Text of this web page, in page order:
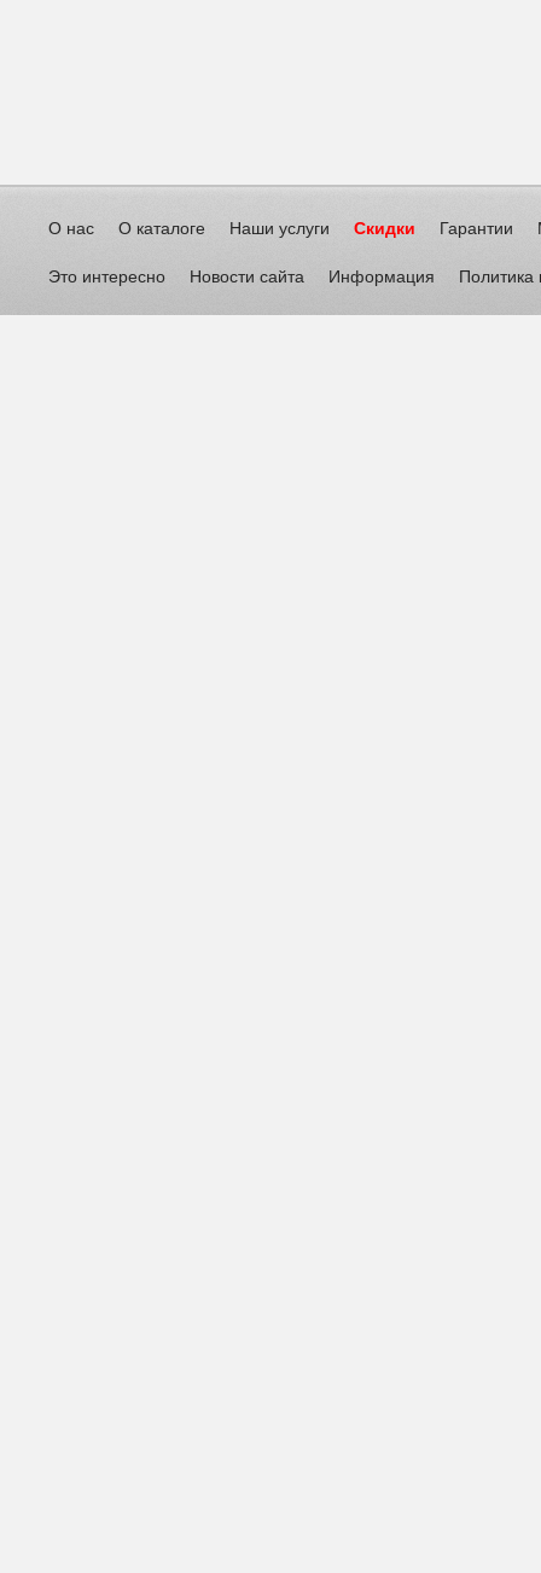
О нас О каталоге Наши услуги Скидки Гарантии
Это интересно Новости сайта Информация Политика